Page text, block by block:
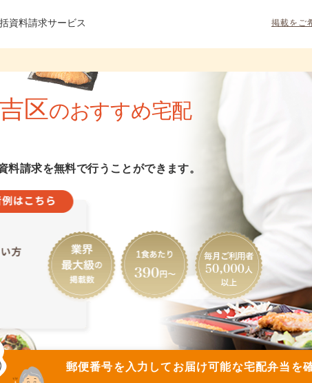
資料請求サービス 掲載をご
区のおすすめ宅配
請求を無料で行うことができます。
郵便番号を入力して お届け可能な宅配弁当を